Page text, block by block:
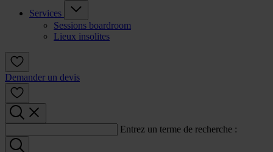
Services
Sessions boardroom
Lieux insolites
Demander un devis
Entrez un terme de recherche :